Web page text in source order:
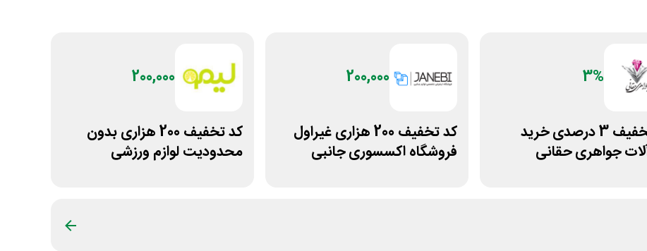
3%
کد تخفیف 3 درصدی خرید
جواهری حقانی
200,000
کد تخفیف 200 هزاری غیراول
فروشگاه اکسسوری جانبی
200,000
کد تخفیف 200 هزاری بدون
محدودیت لوازم ورزشی